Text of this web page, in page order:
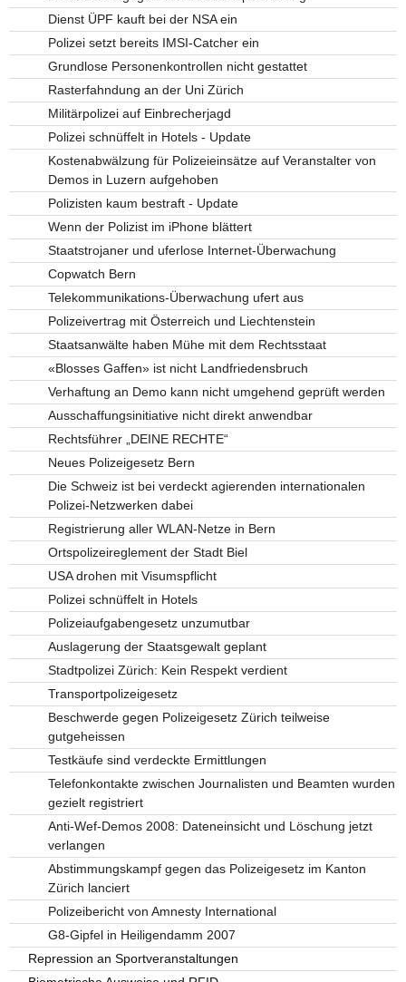
Dienst ÜPF kauft bei der NSA ein
Polizei setzt bereits IMSI-Catcher ein
Grundlose Personenkontrollen nicht gestattet
Rasterfahndung an der Uni Zürich
Militärpolizei auf Einbrecherjagd
Polizei schnüffelt in Hotels - Update
Kostenabwälzung für Polizeieinsätze auf Veranstalter von
Demos in Luzern aufgehoben
Polizisten kaum bestraft - Update
Wenn der Polizist im iPhone blättert
Staatstrojaner und uferlose Internet-Überwachung
Copwatch Bern
Telekommunikations-Überwachung ufert aus
Polizeivertrag mit Österreich und Liechtenstein
Staatsanwälte haben Mühe mit dem Rechtsstaat
«Blosses Gaffen» ist nicht Landfriedensbruch
Verhaftung an Demo kann nicht umgehend geprüft werden
Ausschaffungsinitiative nicht direkt anwendbar
Rechtsführer „DEINE RECHTE“
Neues Polizeigesetz Bern
Die Schweiz ist bei verdeckt agierenden internationalen
Polizei-Netzwerken dabei
Registrierung aller WLAN-Netze in Bern
Ortspolizeireglement der Stadt Biel
USA drohen mit Visumspflicht
Polizei schnüffelt in Hotels
Polizeiaufgabengesetz unzumutbar
Auslagerung der Staatsgewalt geplant
Stadtpolizei Zürich: Kein Respekt verdient
Transportpolizeigesetz
Beschwerde gegen Polizeigesetz Zürich teilweise
gutgeheissen
Testkäufe sind verdeckte Ermittlungen
Telefonkontakte zwischen Journalisten und Beamten wurden
gezielt registriert
Anti-Wef-Demos 2008: Dateneinsicht und Löschung jetzt
verlangen
Abstimmungskampf gegen das Polizeigesetz im Kanton
Zürich lanciert
Polizeibericht von Amnesty International
G8-Gipfel in Heiligendamm 2007
Repression an Sportveranstaltungen